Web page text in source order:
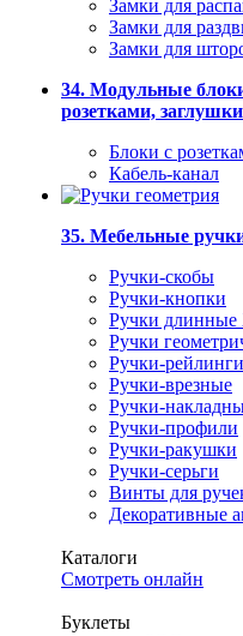
Замки для
Замки для
Замки для
34. Модульные
розетками,
Блоки с
Кабель-канал
35. Мебельные
Ручки-скобы
Ручки-кнопки
Ручки длинные
Ручки
Ручки-рейлинги
Ручки-врезные
Ручки-
Ручки-профили
Ручки-ракушки
Ручки-серьги
Винты для
Декоративные
Каталоги
Смотреть онлайн
Буклеты